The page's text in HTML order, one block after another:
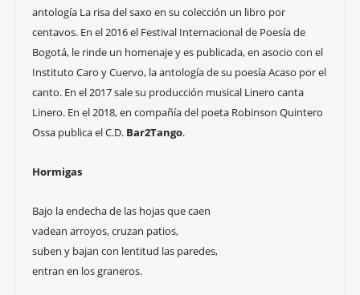
antología La risa del saxo en su colección un libro por
centavos. En el 2016 el Festival Internacional de Poesía de
Bogotá, le rinde un homenaje y es publicada, en asocio con el
Instituto Caro y Cuervo, la antología de su poesía Acaso por el
canto. En el 2017 sale su producción musical Linero canta
Linero. En el 2018, en compañía del poeta Robinson Quintero
Ossa publica el C.D. Bar2Tango.
Hormigas
Bajo la endecha de las hojas que caen
vadean arroyos, cruzan patios,
suben y bajan con lentitud las paredes,
entran en los graneros.